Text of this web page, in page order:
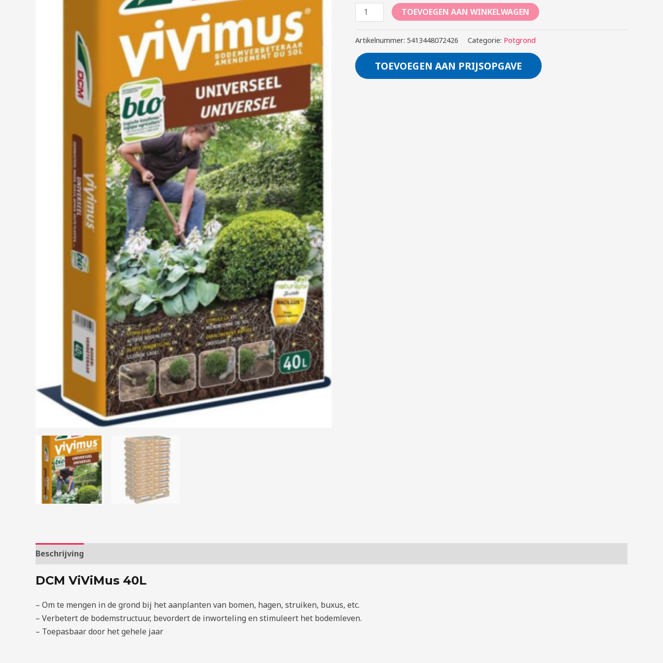
TOEVOEGEN AAN WINKELWAGEN
Artikelnummer: 5413448072426 Categorie: Potgrond
TOEVOEGEN AAN PRIJSOPGAVE
Beschrijving
DCM ViViMus 40L
– Om te mengen in de grond bij het aanplanten van bomen, hagen, struiken, buxus, etc.
– Verbetert de bodemstructuur, bevordert de inworteling en stimuleert het bodemleven.
– Toepasbaar door het gehele jaar